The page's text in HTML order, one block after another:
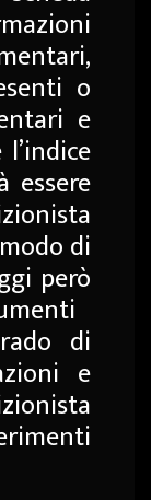
o
e
essere
di
però
di
e